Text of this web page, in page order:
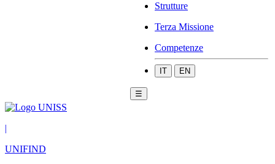
Strutture
Terza Missione
Competenze
IT EN
☰
|
UNIFIND